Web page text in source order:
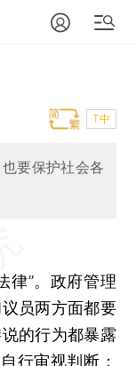
T中
要保护社会各
”。政府管理
员两方面都要
的行为都暴露
行审视判断；